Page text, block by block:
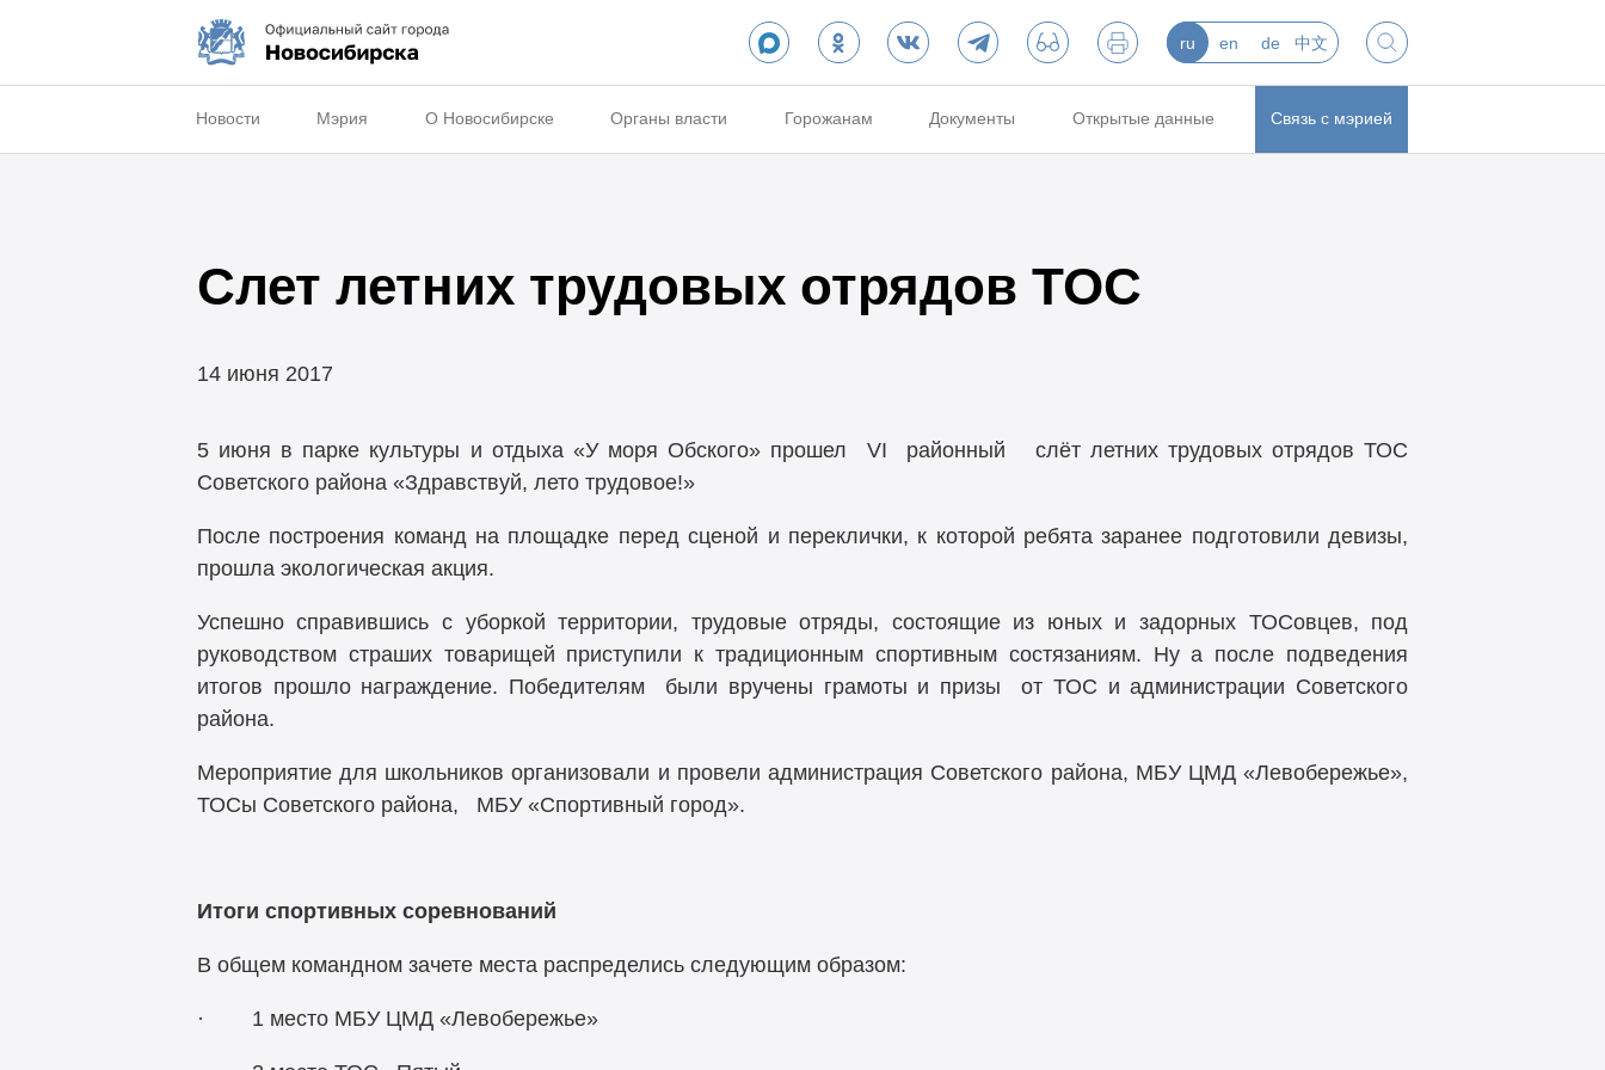
ru en de 中文
Новости Мэрия О Новосибирске Органы власти Горожанам Документы Открытые данные Связь с мэрией
Слет летних трудовых отрядов ТОС
14 июня 2017
5 июня в парке культуры и отдыха «У моря Обского» прошел VI районный слёт летних трудовых отрядов ТОС
Советского района «Здравствуй, лето трудовое!»
После построения команд на площадке перед сценой и переклички, к которой ребята заранее подготовили девизы,
прошла экологическая акция.
Успешно справившись с уборкой территории, трудовые отряды, состоящие из юных и задорных ТОСовцев, под
руководством страших товарищей приступили к традиционным спортивным состязаниям. Ну а после подведения
итогов прошло награждение. Победителям были вручены грамоты и призы от ТОС и администрации Советского
района.
Мероприятие для школьников организовали и провели администрация Советского района, МБУ ЦМД «Левобережье»,
ТОСы Советского района, МБУ «Спортивный город».
Итоги спортивных соревнований
В общем командном зачете места распределись следующим образом:
· 1 место МБУ ЦМД «Левобережье»